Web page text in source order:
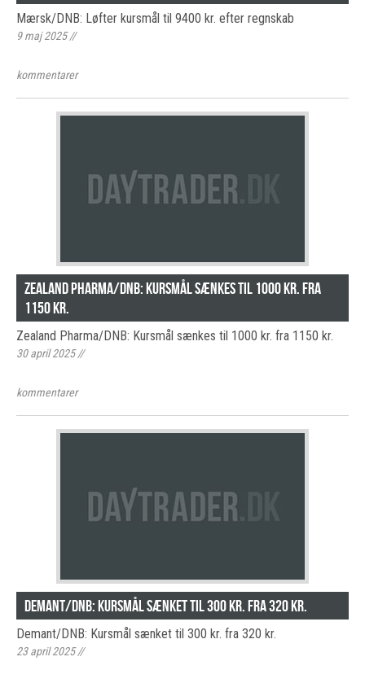
Mærsk/DNB: Løfter kursmål til 9400 kr. efter regnskab
9 maj 2025//
kommentarer
Zealand Pharma/DNB: Kursmål sænkes til 1000 kr. fra
1150 kr.
Zealand Pharma/DNB: Kursmål sænkes til 1000 kr. fra 1150 kr.
30 april 2025//
kommentarer
Demant/DNB: Kursmål sænket til 300 kr. fra 320 kr.
Demant/DNB: Kursmål sænket til 300 kr. fra 320 kr.
23 april 2025//